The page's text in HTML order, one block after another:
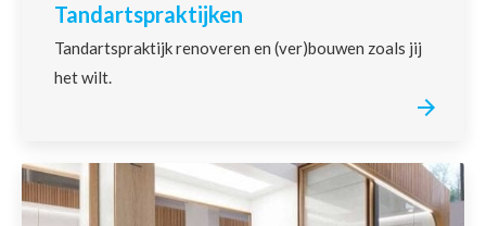
Tandartspraktijken
Tandartspraktijk renoveren en (ver)bouwen zoals jij
het wilt.